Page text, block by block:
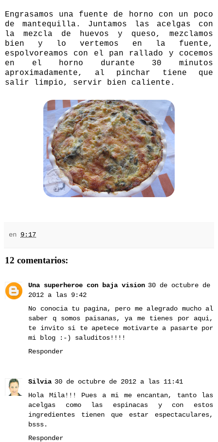
Engrasamos una fuente de horno con un poco
de mantequilla. Juntamos las acelgas con
la mezcla de huevos y queso, mezclamos
bien y lo vertemos en la fuente,
espolvoreamos con el pan rallado y cocemos
en el horno durante 30 minutos
aproximadamente, al pinchar tiene que
salir limpio, servir bien caliente.
en 9:17
12 comentarios:
Una superheroe con baja vision 30 de octubre de
2012 a las 9:42
No conocia tu pagina, pero me alegrado mucho al
saber q somos paisanas, ya me tienes por aqui,
te invito si te apetece motivarte a pasarte por
mi blog :-) saluditos!!!!
Responder
Silvia 30 de octubre de 2012 a las 11:41
Hola Mila!!! Pues a mi me encantan, tanto las
acelgas como las espinacas y con estos
ingredientes tienen que estar espectaculares,
bsss.
Responder